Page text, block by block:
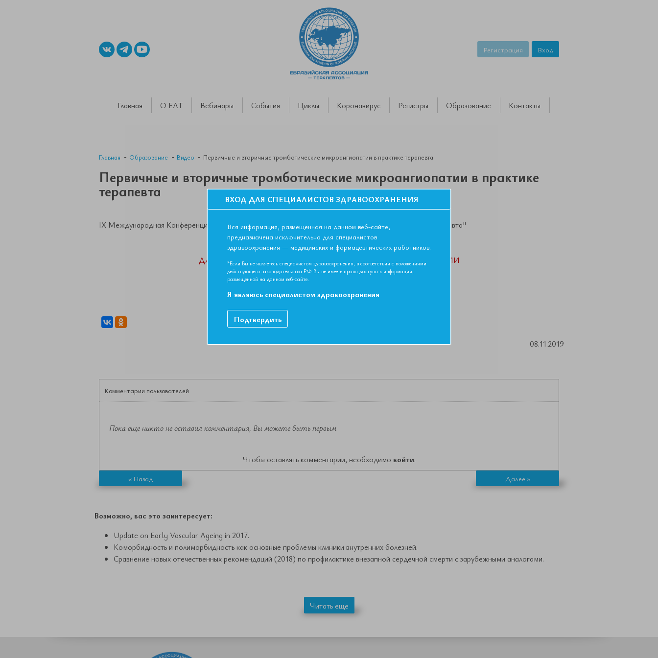
Регистрация Вход
Главная О ЕАТ Вебинары События Циклы Коронавирус Регистры Образование Контакты
Главная Образование Видео Первичные и вторичные тромботические микроангиопатии в практике терапевта
Первичные и вторичные тромботические микроангиопатии в практике
терапевта
IX Международная Конференция ЕАТ. Симпозиум "Тромботические микроангиопатии в практике терапевта"
ДАННЫЙ МАТЕРИАЛ ДОСТУПЕН ТОЛЬКО ЧЛЕНАМ АССОЦИАЦИИ
Если вы являетесь членом ЕАТ, пожалуйста,авторизируйтесь
Как вступить в Ассоциацию
08.11.2019
Комментарии пользователей
Пока еще никто не оставил комментария, Вы можете быть первым
Чтобы оставлять комментарии, необходимо войти.
« Назад Далее »
Возможно, вас это заинтересует:
Update on Early Vascular Ageing in 2017.
Коморбидность и полиморбидность как основные проблемы клиники внутренних болезней.
Сравнение новых отечественных рекомендаций (2018) по профилактике внезапной сердечной смерти с зарубежными аналогами.
Читать еще
ВХОД ДЛЯ СПЕЦИАЛИСТОВ ЗДРАВООХРАНЕНИЯ
Вся информация, размещенная на данном веб-сайте,
предназначена исключительно для специалистов
здравоохранения — медицинских и фармацевтических работников.
*Если Вы не являетесь специалистом здравоохранения, в соответствии с положениями
действующего законодательства РФ Вы не имеете права доступа к информации,
размещенной на данном веб-сайте.
Я являюсь специалистом здравоохранения
Подтвердить